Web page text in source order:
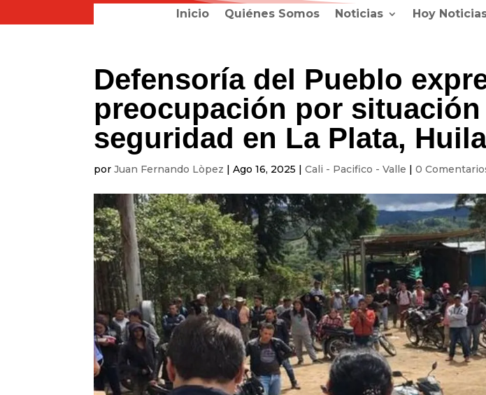
Inicio Quiénes Somos Noticias Hoy
Defensoría del Pueblo
preocupación por situación
seguridad en La Plata,
porJuan Fernando Lòpez |Ago 16, 2025 |Cali - Pacifico - Valle |0